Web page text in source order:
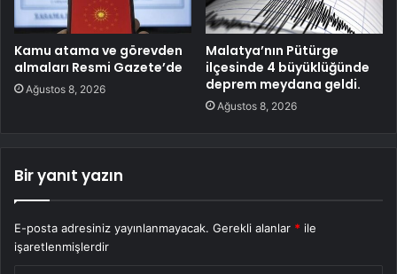
Kamu atama ve görevden
almaları Resmi Gazete’de
Ağustos 8, 2026
Malatya’nın Pütürge
ilçesinde 4 büyüklüğünde
deprem meydana geldi.
Ağustos 8, 2026
Bir yanıt yazın
E-posta adresiniz yayınlanmayacak. Gerekli alanlar * ile
işaretlenmişlerdir